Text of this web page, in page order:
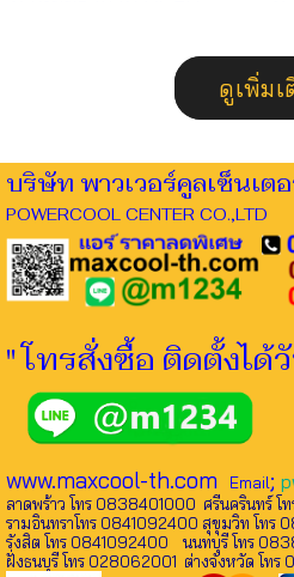
ดูเพิ่มเ
บริษัท พาวเวอร์คูลเซ็นเต
POWERCOOL CENTER CO.,LTD
" โทรสั่งซื้อ ติดตั้งได้
www.maxcool-th.com Email;
ลาดพร้าว โทร 0838401000 ศรีนครินทร์
รามอินทราโทร 0841092400 สุขุมวิท โทร
รังสิต โทร 0841092400 นนทบุรี โทร
ฝั่งธนบุรี โทร 028062001 ต่างจังหวัด โทร